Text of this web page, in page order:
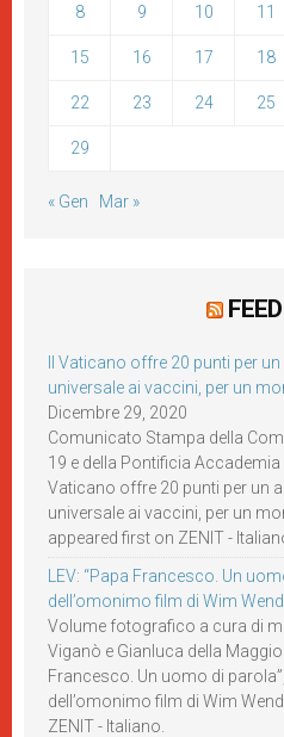
8 9 10 11
15 16 17 18
22 23 24 25
29
« Gen Mar »
Il Vaticano offre 20 punti per
universale ai vaccini, per un
Dicembre 29, 2020
Comunicato Stampa della
19 e della Pontificia Accademia
Vaticano offre 20 punti per un
universale ai vaccini, per un
appeared first on ZENIT -
LEV: “Papa Francesco. Un
dell’omonimo film di Wim
Volume fotografico a cura di
Viganò e Gianluca della
Francesco. Un uomo di
dell’omonimo film di Wim
ZENIT - Italiano.